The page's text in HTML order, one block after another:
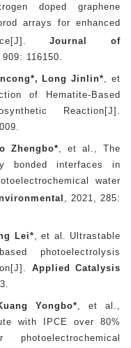
doped graphene
arrays for enhanced
Journal of
909: 116150.
Long Jinlin* , et
of Hematite-Based
Reaction[J].
Zhengbo* , et al., The
bonded interfaces in
water
, 2021, 285:
Lei*, et al. Ultrastable
photoelectrolysis
Applied Catalysis
Yongbo*, et al.,
with IPCE over 80%